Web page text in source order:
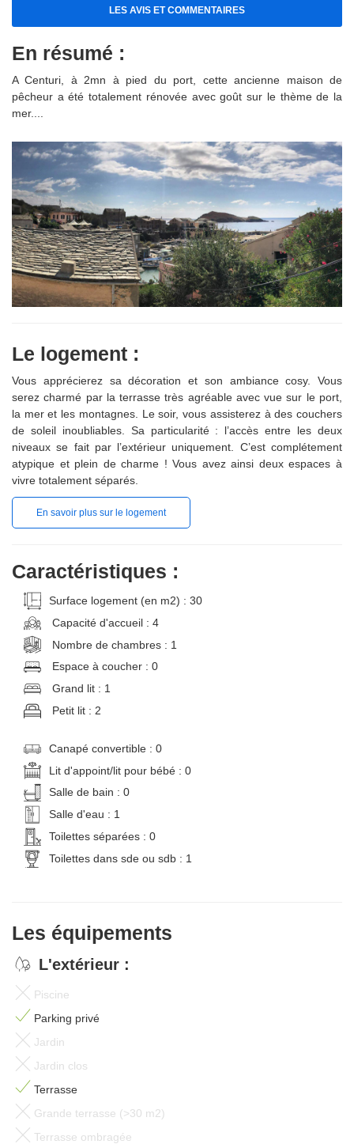
LES AVIS ET COMMENTAIRES
En résumé :
A Centuri, à 2mn à pied du port, cette ancienne maison de
pêcheur a été totalement rénovée avec goût sur le thème de la
mer....
Le logement :
Vous apprécierez sa décoration et son ambiance cosy. Vous
serez charmé par la terrasse très agréable avec vue sur le port,
la mer et les montagnes. Le soir, vous assisterez à des couchers
de soleil inoubliables. Sa particularité : l’accès entre les deux
niveaux se fait par l’extérieur uniquement. C’est complétement
atypique et plein de charme ! Vous avez ainsi deux espaces à
vivre totalement séparés.
En savoir plus sur le logement
Caractéristiques :
Surface logement (en m2) : 30
Capacité d'accueil : 4
Nombre de chambres : 1
Espace à coucher : 0
Grand lit : 1
Petit lit : 2
Canapé convertible : 0
Lit d'appoint/lit pour bébé : 0
Salle de bain : 0
Salle d'eau : 1
Toilettes séparées : 0
Toilettes dans sde ou sdb : 1
Les équipements
L'extérieur :
Piscine
Parking privé
Jardin
Jardin clos
Terrasse
Grande terrasse (>30 m2)
Terrasse ombragée